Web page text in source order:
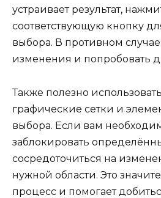
устраивает результат,
соответствующую кнопку
выбора. В противном
изменения и попробовать
Также полезно
графические сетки и
выбора. Если вам
заблокировать
сосредоточиться на
нужной области. Это
процесс и помогает